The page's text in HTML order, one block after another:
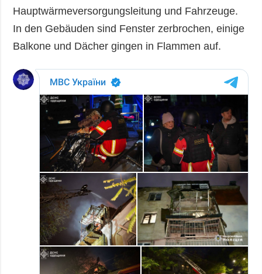
Video
Hauptwärmeversorgungsleitung und Fahrzeuge.
In den Gebäuden sind Fenster zerbrochen, einige
Balkone und Dächer gingen in Flammen auf.